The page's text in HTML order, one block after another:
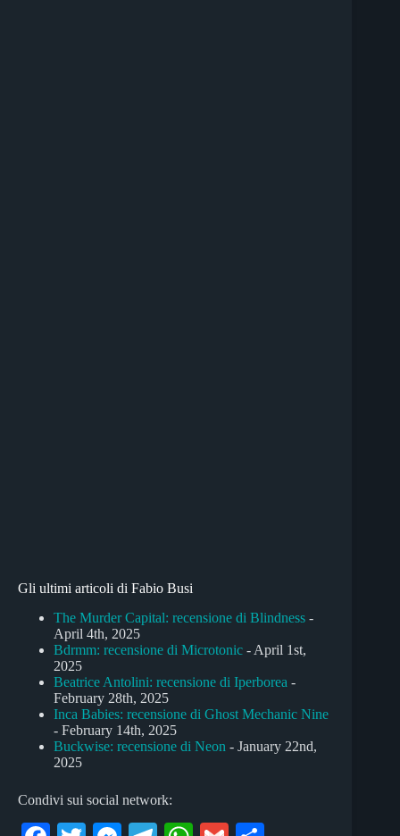
Gli ultimi articoli di Fabio Busi
The Murder Capital: recensione di Blindness -
April 4th, 2025
Bdrmm: recensione di Microtonic - April 1st,
2025
Beatrice Antolini: recensione di Iperborea -
February 28th, 2025
Inca Babies: recensione di Ghost Mechanic Nine
- February 14th, 2025
Buckwise: recensione di Neon - January 22nd,
2025
Condivi sui social network: